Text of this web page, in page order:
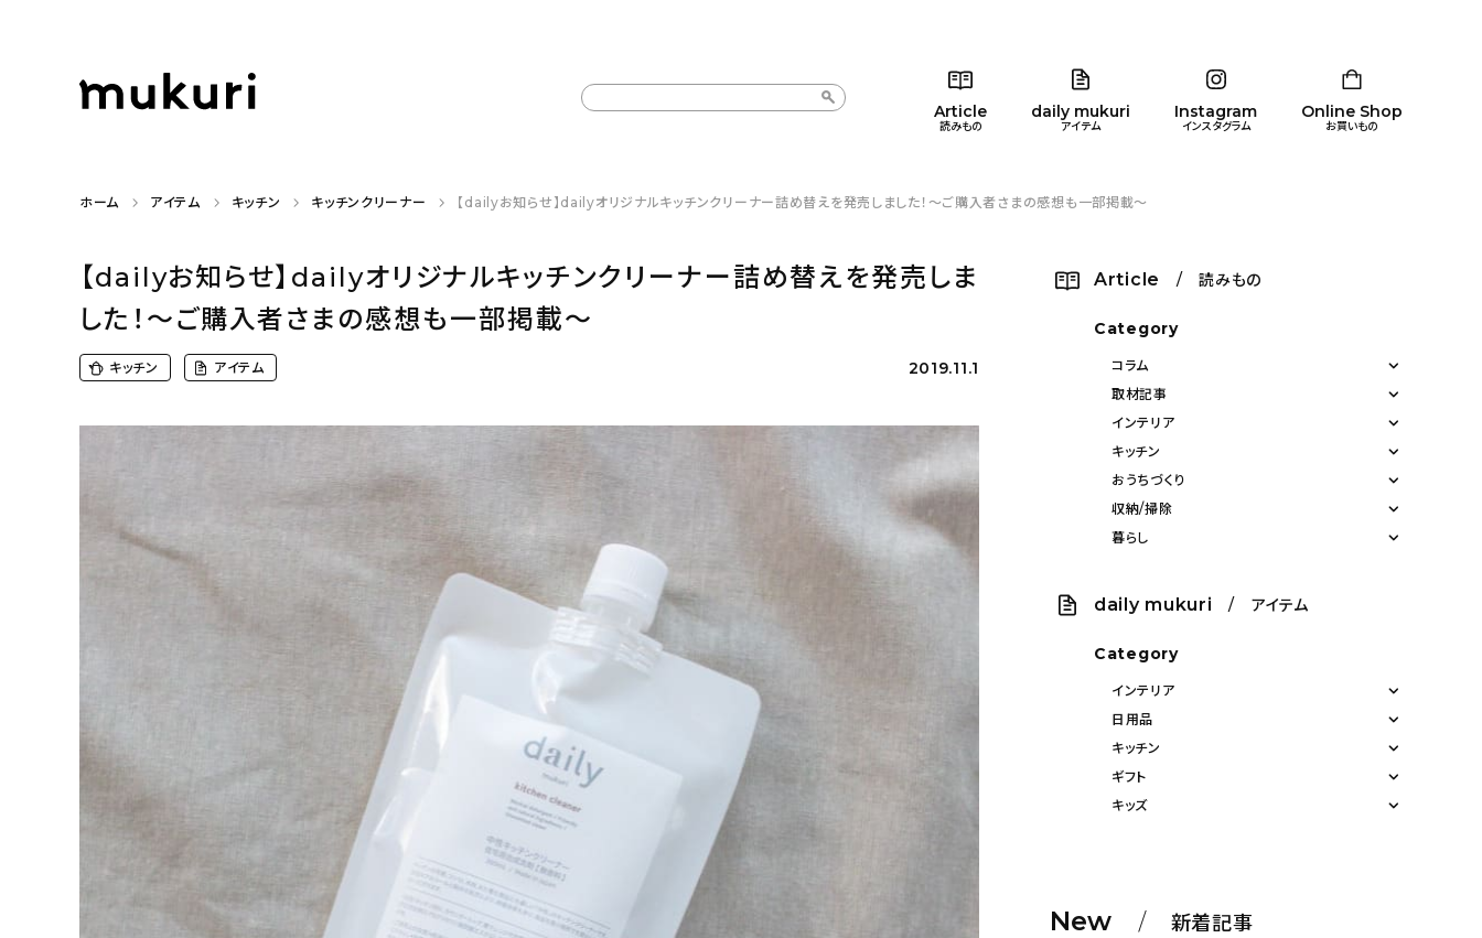
Article
読みもの
daily mukuri
アイテム
Instagram
インスタグラム
Online Shop
お買いもの
カテゴリー一覧 コラム 暮らし
カテゴリー一覧 インテリア
ホーム アイテム キッチン キッチンクリーナー 【dailyお知らせ】dailyオリジナルキッチンクリーナー詰め替えを発売しました！〜ご購入者さまの感想も一部掲載〜
【dailyお知らせ】dailyオリジナルキッチンクリーナー詰め替えを発売しま
した！〜ご購入者さまの感想も一部掲載〜
キッチン アイテム 2019.11.1
Article / 読みもの
Category
コラム
取材記事
インテリア
キッチン
おうちづくり
収納/掃除
暮らし
daily mukuri / アイテム
Category
インテリア
日用品
キッチン
ギフト
キッズ
New 新着記事